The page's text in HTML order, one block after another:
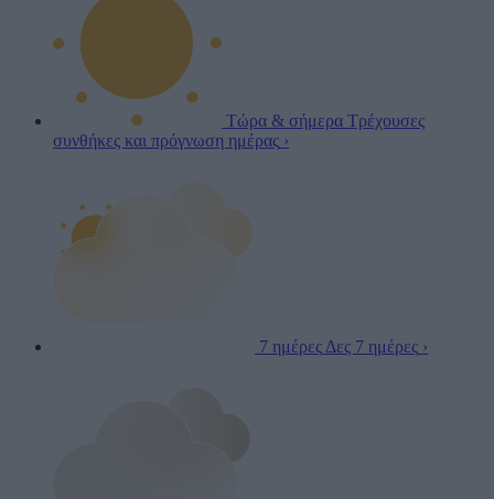
Τώρα & σήμερα Τρέχουσες
συνθήκες και πρόγνωση ημέρας ›
7 ημέρες Δες 7 ημέρες ›